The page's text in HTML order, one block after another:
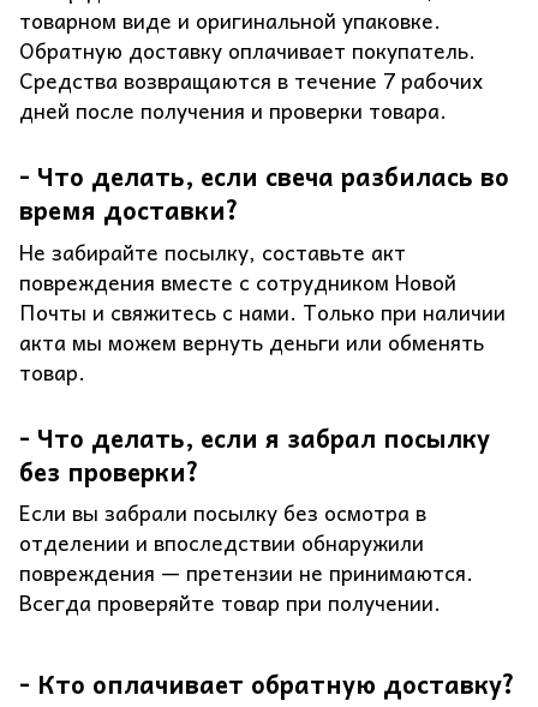
товарном виде и оригинальной упаковке.
Обратную доставку оплачивает покупатель.
Средства возвращаются в течение 7 рабочих
дней после получения и проверки товара.
- Что делать, если свеча разбилась во
время доставки?
Не забирайте посылку, составьте акт
повреждения вместе с сотрудником Новой
Почты и свяжитесь с нами. Только при наличии
акта мы можем вернуть деньги или обменять
товар.
- Что делать, если я забрал посылку
без проверки?
Если вы забрали посылку без осмотра в
отделении и впоследствии обнаружили
повреждения — претензии не принимаются.
Всегда проверяйте товар при получении.
- Кто оплачивает обратную доставку?